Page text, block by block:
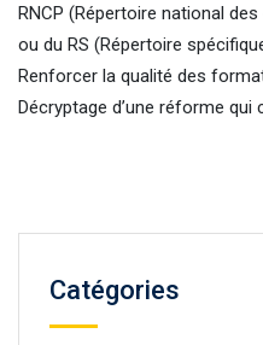
RNCP (Répertoire national
ou du RS (Répertoire
Renforcer la qualité des
Décryptage d’une réforme
Catégories